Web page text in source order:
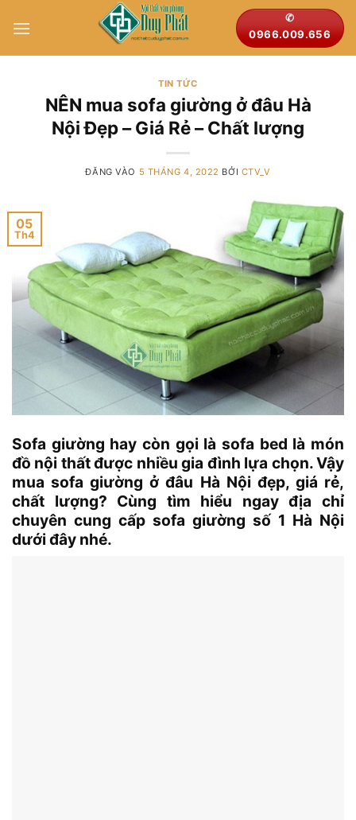
qua
✆
0966.009.656
TIN TỨC
NÊN mua sofa giường ở đâu Hà
Nội Đẹp – Giá Rẻ – Chất lượng
ĐĂNG VÀO 5 THÁNG 4, 2022 BỞI CTV_V
05
Th4
Sofa giường hay còn gọi là sofa bed là món
đồ nội thất được nhiều gia đình lựa chọn. Vậy
mua sofa giường ở đâu Hà Nội đẹp, giá rẻ,
chất lượng? Cùng tìm hiểu ngay địa chỉ
chuyên cung cấp sofa giường số 1 Hà Nội
dưới đây nhé.